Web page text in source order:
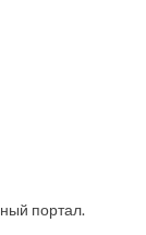
портал.